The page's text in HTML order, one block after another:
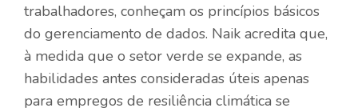
trabalhadores, conheçam os princípios básicos
do gerenciamento de dados. Naik acredita que,
à medida que o setor verde se expande, as
habilidades antes consideradas úteis apenas
para empregos de resiliência climática se